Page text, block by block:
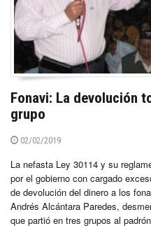
Fonavi: La devolución
grupo
02/02/2019
La nefasta Ley 30114 y su
por el gobierno con cargado
de devolución del dinero a los
Andrés Alcántara Paredes,
que partió en tres grupos al